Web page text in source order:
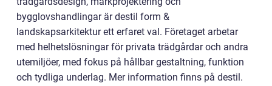
bygglovshandlingar är destil form &
landskapsarkitektur ett erfaret val. Företaget arbetar
med helhetslösningar för privata trädgårdar och andra
utemiljöer, med fokus på hållbar gestaltning, funktion
och tydliga underlag. Mer information finns på destil.